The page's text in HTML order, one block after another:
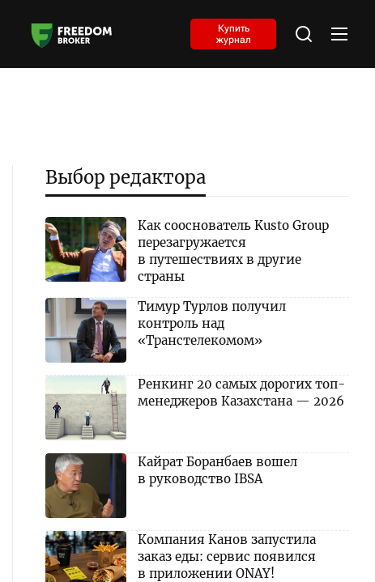
Купить
журнал
Выбор редактора
Как сооснователь Kusto Group
перезагружается
в путешествиях в другие
страны
Тимур Турлов получил
контроль над
«Транстелекомом»
Ренкинг 20 самых дорогих топ-
менеджеров Казахстана — 2026
Кайрат Боранбаев вошел
в руководство IBSA
Компания Канов запустила
заказ еды: сервис появился
в приложении ONAY!